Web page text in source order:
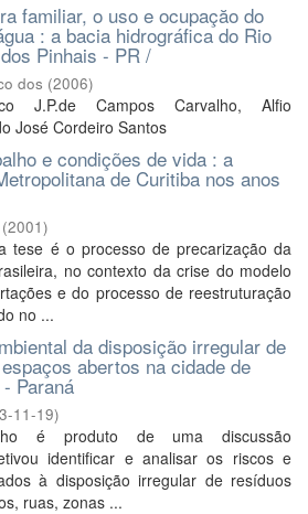
familiar, o uso e ocupaçăo do
: a bacia hidrográfica do Rio
Pinhais - PR /
dos (2006)
J.P.de Campos Carvalho, Alfio
José Cordeiro Santos
e condições de vida : a
de Curitiba nos anos
(2001)
tese é o processo de precarização da
no contexto da crise do modelo
e do processo de reestruturação
no ...
da disposição irregular de
abertos na cidade de
Paraná
11-19)
é produto de uma discussão
identificar e analisar os riscos e
à disposição irregular de resíduos
ruas, zonas ...